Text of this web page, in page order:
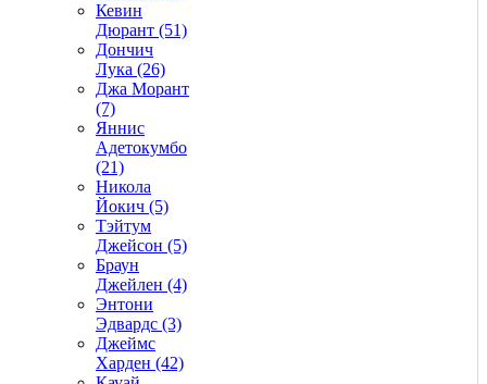
Кевин
Дюрант (51)
Дончич
Лука (26)
Джа Морант
(7)
Яннис
Адетокумбо
(21)
Никола
Йокич (5)
Тэйтум
Джейсон (5)
Браун
Джейлен (4)
Энтони
Эдвардс (3)
Джеймс
Харден (42)